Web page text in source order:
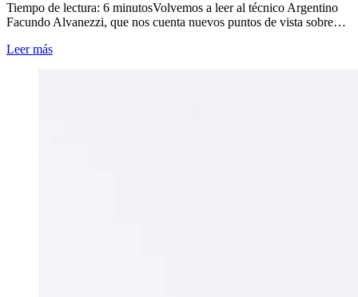
Tiempo de lectura: 6 minutosVolvemos a leer al técnico Argentino
Facundo Alvanezzi, que nos cuenta nuevos puntos de vista sobre…
Leer más